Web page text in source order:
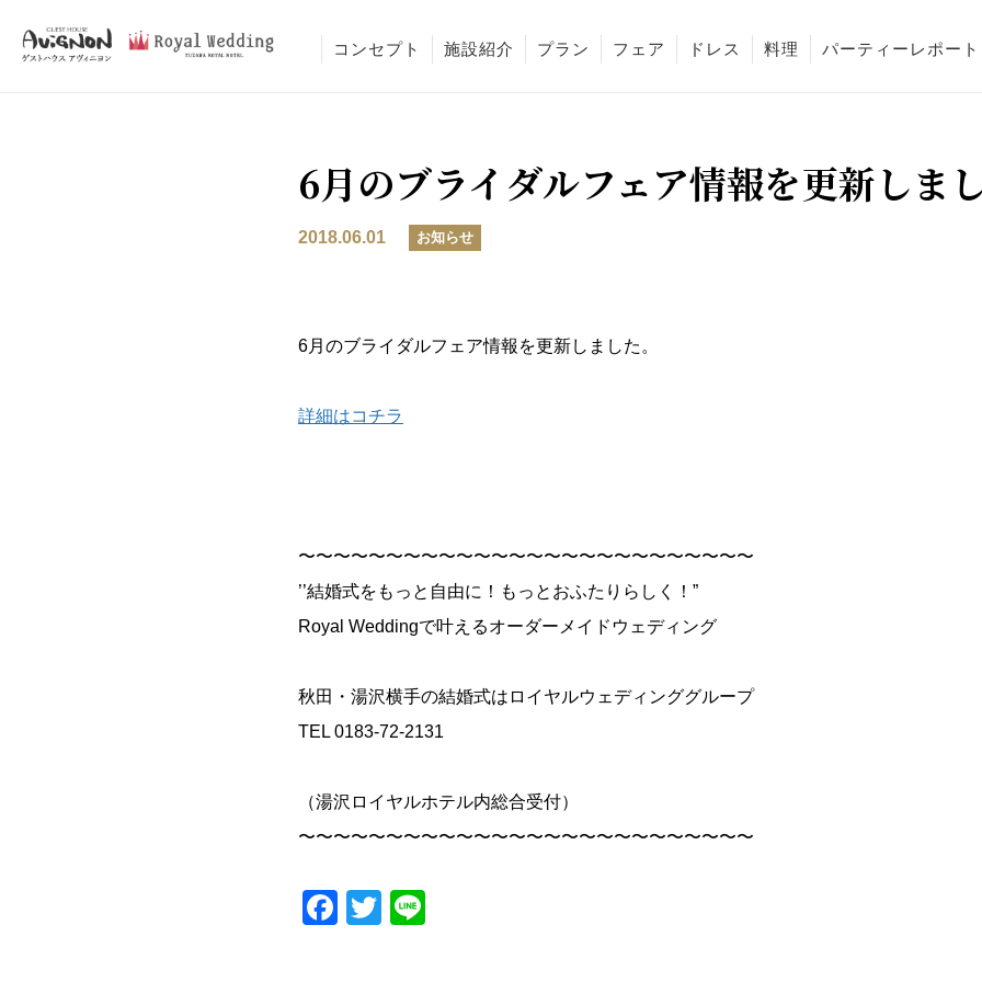
コンセプト 施設紹介 プラン フェア ドレス 料理 パーティーレポート
6月のブライダルフェア情報を更新しま
2018.06.01 お知らせ
6月のブライダルフェア情報を更新しました。
詳細はコチラ
〜〜〜〜〜〜〜〜〜〜〜〜〜〜〜〜〜〜〜〜〜〜〜〜〜〜
’’結婚式をもっと自由に！もっとおふたりらしく！”
Royal Weddingで叶えるオーダーメイドウェディング
秋田・湯沢横手の結婚式はロイヤルウェディンググループ
TEL 0183-72-2131
（湯沢ロイヤルホテル内総合受付）
〜〜〜〜〜〜〜〜〜〜〜〜〜〜〜〜〜〜〜〜〜〜〜〜〜〜
Facebook
Twitter